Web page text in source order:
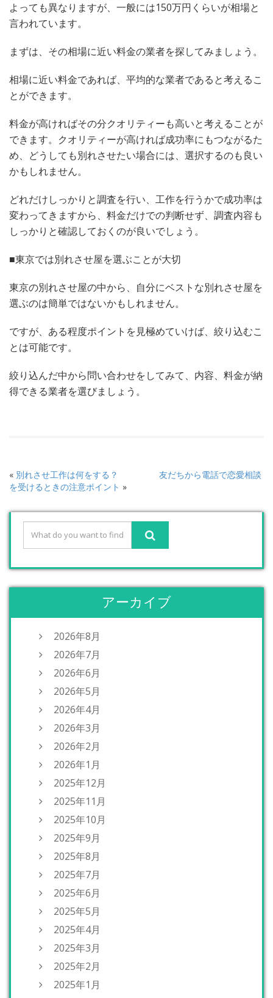
よっても異なりますが、一般には150万円くらいが相場と
言われています。
まずは、その相場に近い料金の業者を探してみましょう。
相場に近い料金であれば、平均的な業者であると考えるこ
とができます。
料金が高ければその分クオリティーも高いと考えることが
できます。クオリティーが高ければ成功率にもつながるた
め、どうしても別れさせたい場合には、選択するのも良い
かもしれません。
どれだけしっかりと調査を行い、工作を行うかで成功率は
変わってきますから、料金だけでの判断せず、調査内容も
しっかりと確認しておくのが良いでしょう。
■東京では別れさせ屋を選ぶことが大切
東京の別れさせ屋の中から、自分にベストな別れさせ屋を
選ぶのは簡単ではないかもしれません。
ですが、ある程度ポイントを見極めていけば、絞り込むこ
とは可能です。
絞り込んだ中から問い合わせをしてみて、内容、料金が納
得できる業者を選びましょう。
« 別れさせ工作は何をする？
友だちから電話で恋愛相談
を受けるときの注意ポイント »
アーカイブ
2026年8月
2026年7月
2026年6月
2026年5月
2026年4月
2026年3月
2026年2月
2026年1月
2025年12月
2025年11月
2025年10月
2025年9月
2025年8月
2025年7月
2025年6月
2025年5月
2025年4月
2025年3月
2025年2月
2025年1月